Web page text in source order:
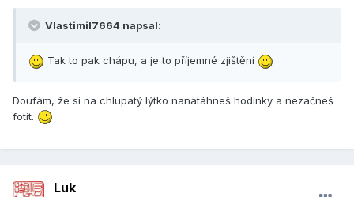
Vlastimil7664 napsal:
Tak to pak chápu, a je to příjemné zjištění
Doufám, že si na chlupatý lýtko nanatáhneš hodinky a nezačneš
fotit.
Luk